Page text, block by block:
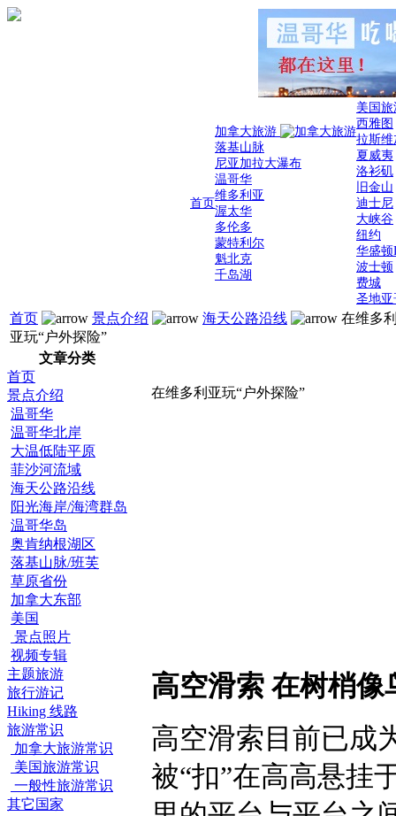
首页
加拿大旅游
落基山脉
尼亚加拉大瀑布
温哥华
维多利亚
渥太华
多伦多
蒙特利尔
魁北克
千岛湖
美国
西雅图
拉斯维
夏威夷
洛衫矶
旧金山
迪士尼
大峡谷
纽约
华盛顿
波士顿
费城
圣地亚
首页 景点介绍 海天公路沿线
在维多
亚玩“户外探险”
文章分类
首页
景点介绍
温哥华
温哥华北岸
大温低陆平原
菲沙河流域
海天公路沿线
阳光海岸/海湾群岛
温哥华岛
奥肯纳根湖区
落基山脉/班芙
草原省份
加拿大东部
美国
景点照片
视频专辑
主题旅游
旅行游记
Hiking 线路
旅游常识
加拿大旅游常识
美国旅游常识
一般性旅游常识
其它国家
在维多利亚玩“户外探险”
高空滑索 在树梢
高空滑索目前已成
被“扣”在高高悬挂